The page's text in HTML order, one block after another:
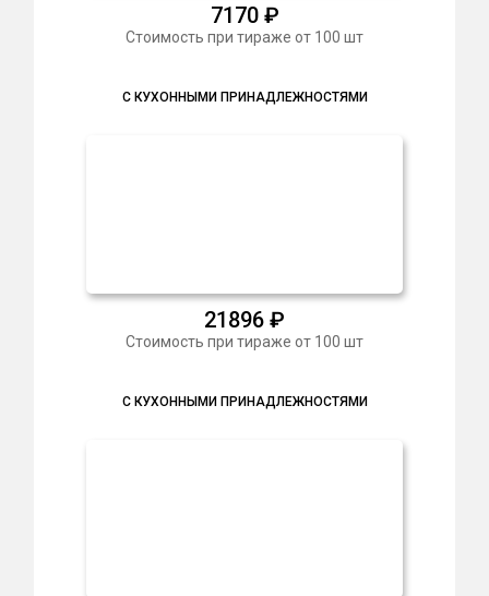
7170₽
Стоимость при тираже от 100 шт
С КУХОННЫМИ ПРИНАДЛЕЖНОСТЯМИ
21896 ₽
Стоимость при тираже от 100 шт
С КУХОННЫМИ ПРИНАДЛЕЖНОСТЯМИ